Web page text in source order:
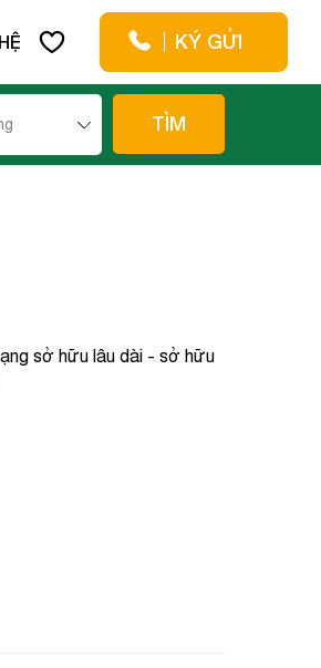
KÝ GỬI
TÌM
sở hữu lâu dài - sở hữu